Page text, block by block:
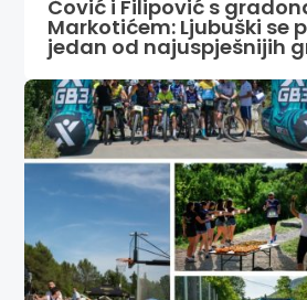
Čović i Filipović s
Markotićem: Ljubuški se
jedan od najuspješnijih